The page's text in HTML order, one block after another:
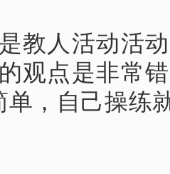
教人活动活
观点是非常
单，自己操练